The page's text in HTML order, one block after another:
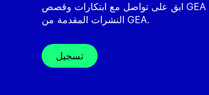
ابق على تواصل مع ابتكارات وقصص GEA من خلال الاشتراك في
النشرات المقدمة من GEA.
تسجيل